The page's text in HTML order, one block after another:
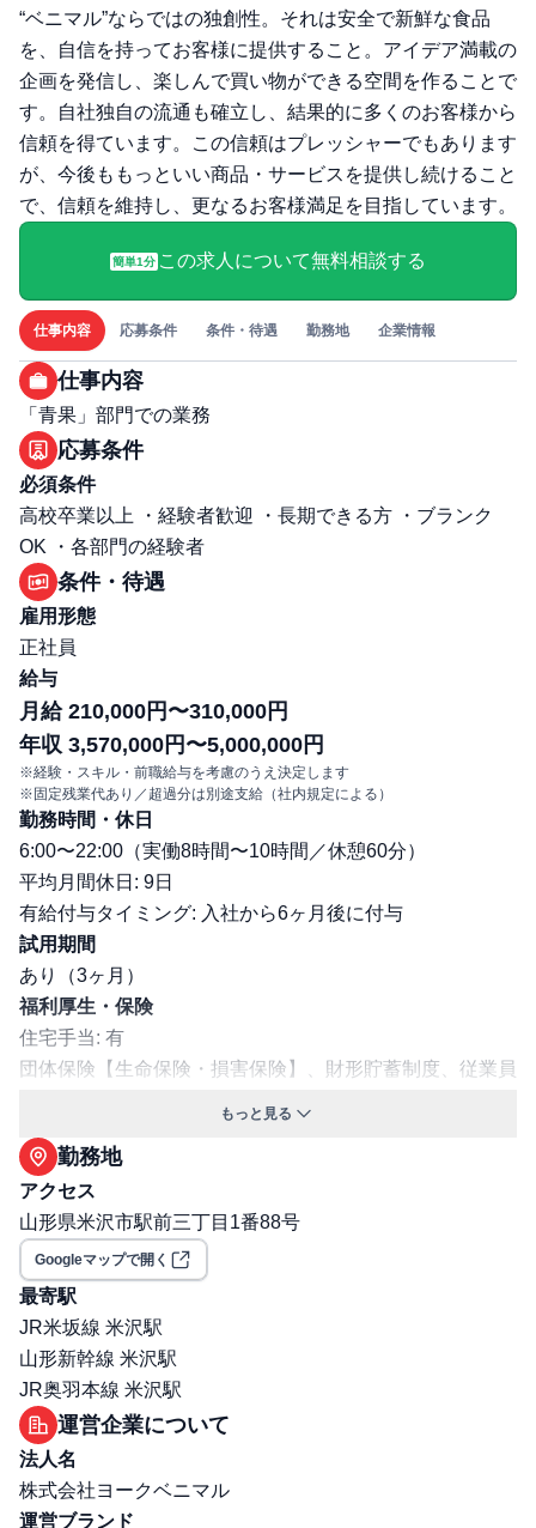
“ベニマル”ならではの独創性。それは安全で新鮮な食品
を、自信を持ってお客様に提供すること。アイデア満載の
企画を発信し、楽しんで買い物ができる空間を作ることで
す。自社独自の流通も確立し、結果的に多くのお客様から
信頼を得ています。この信頼はプレッシャーでもあります
が、今後ももっといい商品・サービスを提供し続けること
で、信頼を維持し、更なるお客様満足を目指しています。
簡単1分 この求人について無料相談する
仕事内容 応募条件 条件・待遇 勤務地 企業情報
仕事内容
「青果」部門での業務
応募条件
必須条件
高校卒業以上 ・経験者歓迎 ・長期できる方 ・ブランク
OK ・各部門の経験者
条件・待遇
雇用形態
正社員
給与
月給 210,000円〜310,000円
年収 3,570,000円〜5,000,000円
※経験・スキル・前職給与を考慮のうえ決定します
※固定残業代あり／超過分は別途支給（社内規定による）
勤務時間・休日
6:00〜22:00（実働8時間〜10時間／休憩60分）
平均月間休日: 9日
有給付与タイミング: 入社から6ヶ月後に付与
試用期間
あり（3ヶ月）
福利厚生・保険
住宅手当: 有
団体保険【生命保険・損害保険】、財形貯蓄制度、従業員
交通費支給: 有
マイカー通勤可
保険: 社会保険完備（健康保険・厚生年金・雇用保険・労
災保険）
職場環境・ルール
受動喫煙対策（喫煙ルール）: 無
選考プロセス
面接回数: 2回
選考プロセス詳細: 想定所要時間：2週間程度） 1次：1次
オンライン面接 /人事担当者 2次：2次面接+技術試験(エリ
ア付近店舗にて)/店舗責任者
その他
もっと見る
勤務地
アクセス
山形県米沢市駅前三丁目1番88号
Googleマップで開く
最寄駅
JR米坂線 米沢駅
山形新幹線 米沢駅
JR奥羽本線 米沢駅
運営企業について
法人名
株式会社ヨークベニマル
運営ブランド